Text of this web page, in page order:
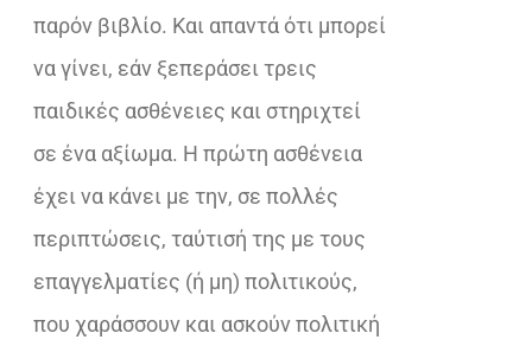
παρόν βιβλίο. Και απαντά ότι μπορεί
να γίνει, εάν ξεπεράσει τρεις
παιδικές ασθένειες και στηριχτεί
σε ένα αξίωμα. Η πρώτη ασθένεια
έχει να κάνει με την, σε πολλές
περιπτώσεις, ταύτισή της με τους
επαγγελματίες (ή μη) πολιτικούς,
που χαράσσουν και ασκούν πολιτική